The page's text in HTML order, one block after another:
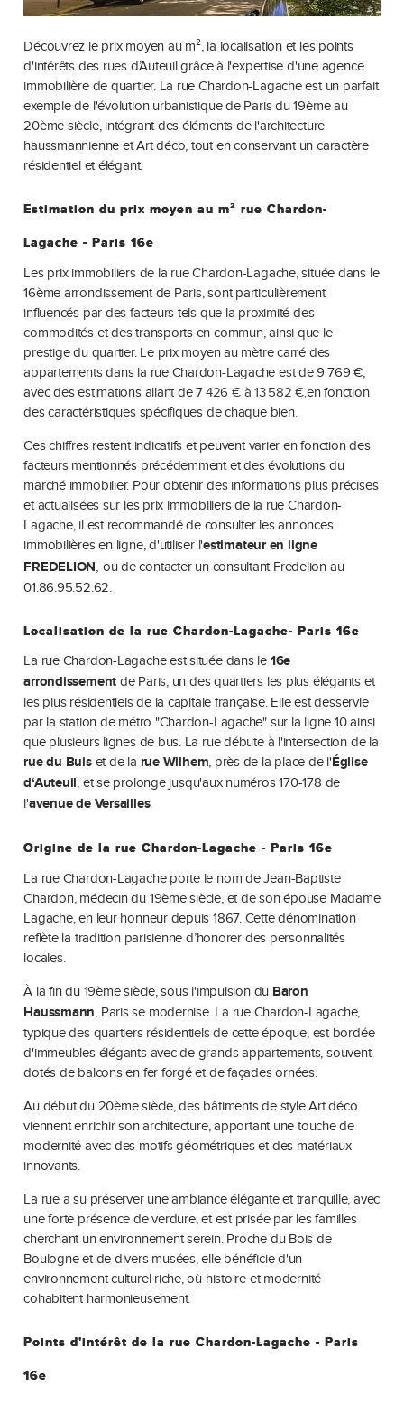
Découvrez le prix moyen au m², la localisation et les points
d'intérêts des rues d’Auteuil grâce à l'expertise d'une agence
immobilière de quartier. La rue Chardon-Lagache est un parfait
exemple de l'évolution urbanistique de Paris du 19ème au
20ème siècle, intégrant des éléments de l'architecture
haussmannienne et Art déco, tout en conservant un caractère
résidentiel et élégant.
Estimation du prix moyen au m² rue Chardon-
Lagache - Paris 16e
Les prix immobiliers de la rue Chardon-Lagache, située dans le
16ème arrondissement de Paris, sont particulièrement
influencés par des facteurs tels que la proximité des
commodités et des transports en commun, ainsi que le
prestige du quartier. Le prix moyen au mètre carré des
appartements dans la rue Chardon-Lagache est de 9 769 €,
avec des estimations allant de 7426 € à13 582 €,en fonction
des caractéristiques spécifiques de chaque bien.
Ces chiffres restent indicatifs et peuvent varier en fonction des
facteurs mentionnés précédemment et des évolutions du
marché immobilier. Pour obtenir des informations plus précises
et actualisées sur les prix immobiliers de la rue Chardon-
Lagache, il est recommandé de consulter les annonces
immobilières en ligne, d'utiliser l'estimateur en ligne
FREDELION, ou de contacter un consultant Fredelion au
01.86.95.52.62.
Localisation de la rue Chardon-Lagache- Paris 16e
La rue Chardon-Lagache est située dans le 16e
arrondissement de Paris, un des quartiers les plus élégants et
les plus résidentiels de la capitale française. Elle est desservie
par la station de métro "Chardon-Lagache" sur la ligne 10 ainsi
que plusieurs lignes de bus. La rue débute à l'intersection de la
rue du Buiset de la rue Wilhem, près de la place de l'Église
d‘Auteuil, et se prolonge jusqu'aux numéros 170-178 de
l'avenue de Versailles.
Origine de la rue Chardon-Lagache - Paris 16e
La rue Chardon-Lagache porte le nom de Jean-Baptiste
Chardon, médecin du 19ème siècle, et de son épouse Madame
Lagache, en leur honneur depuis 1867. Cette dénomination
reflète la tradition parisienne d’honorer des personnalités
locales.
À la fin du 19ème siècle, sous l'impulsion du Baron
Haussmann, Paris se modernise. La rue Chardon-Lagache,
typique des quartiers résidentiels de cette époque, est bordée
d'immeubles élégants avec de grands appartements, souvent
dotés de balcons en fer forgé et de façades ornées.
Au début du 20ème siècle, des bâtiments de style Art déco
viennent enrichir son architecture, apportant une touche de
modernité avec des motifs géométriques et des matériaux
innovants.
La rue a su préserver une ambiance élégante et tranquille, avec
une forte présence de verdure, et est prisée par les familles
cherchant un environnement serein. Proche du Bois de
Boulogne et de divers musées, elle bénéficie d'un
environnement culturel riche, où histoire et modernité
cohabitent harmonieusement.
Points d'intérêt de la rue Chardon-Lagache - Paris
16e